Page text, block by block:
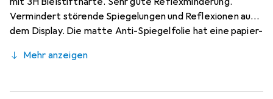
Vermindert störende Spiegelungen und Reflexionen auf
dem Display. Die matte Anti-Spiegelfolie hat eine papier-
BV9900 Glas, da dieses gewölbt ist (siehe Fotos),
(ohne Klebstoff). Kinderleichte Anbringung - 100%
Mehr anzeigen